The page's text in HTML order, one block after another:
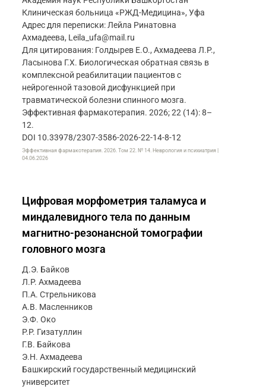
Клиническая больница «РЖД-Медицина», Уфа
Адрес для переписки: Лейла Ринатовна
Ахмадеева, Leila_ufa@mail.ru
Для цитирования: Голдырев Е.О., Ахмадеева Л.Р.,
Ласынова Г.Х. Биологическая обратная связь в
комплексной реабилитации пациентов с
нейрогенной тазовой дисфункцией при
травматической болезни спинного мозга.
Эффективная фармакотерапия. 2026; 22 (14): 8–
12.
DOI 10.33978/2307-3586-2026-22-14-8-12
Эффективная фармакотерапия. 2026. Том 22. № 14. Неврология и психиатрия |
04.06.2026
Цифровая морфометрия таламуса и
миндалевидного тела по данным
магнитно-резонансной томографии
головного мозга
Д.Э. Байков
Л.Р. Ахмадеева
П.А. Стрельникова
А.В. Масленников
Э.Ф. Око
Р.Р. Гизатуллин
Г.В. Байкова
Э.Н. Ахмадеева
Башкирский государственный медицинский
университет